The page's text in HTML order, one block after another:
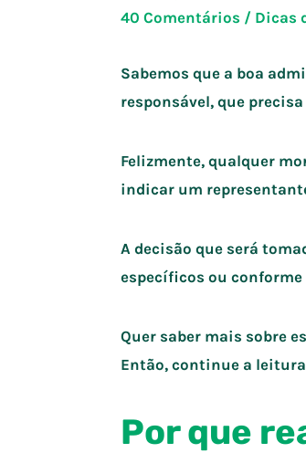
40 Comentários / Dicas
Sabemos que a boa
responsável, que
Felizmente, qualquer
indicar um
A decisão que será
específicos ou
Quer saber mais sobre
Então, continue a
Por que